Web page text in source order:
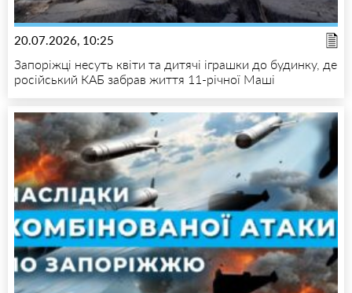
20.07.2026, 10:25
Запоріжці несуть квіти та дитячі іграшки до будинку, де
російський КАБ забрав життя 11-річної Маші